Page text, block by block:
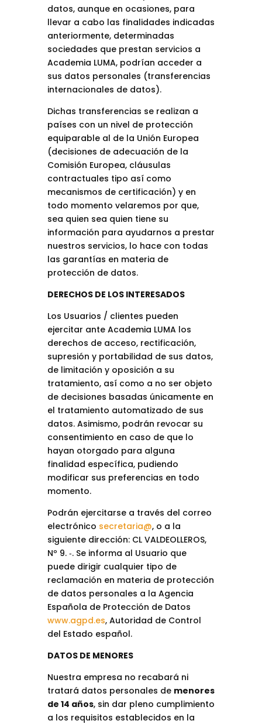
datos, aunque en ocasiones, para
llevar a cabo las finalidades indicadas
anteriormente, determinadas
sociedades que prestan servicios a
Academia LUMA, podrían acceder a
sus datos personales (transferencias
internacionales de datos).
Dichas transferencias se realizan a
países con un nivel de protección
equiparable al de la Unión Europea
(decisiones de adecuación de la
Comisión Europea, cláusulas
contractuales tipo así como
mecanismos de certificación) y en
todo momento velaremos por que,
sea quien sea quien tiene su
información para ayudarnos a prestar
nuestros servicios, lo hace con todas
las garantías en materia de
protección de datos.
DERECHOS DE LOS INTERESADOS
Los Usuarios / clientes pueden
ejercitar ante Academia LUMA los
derechos de acceso, rectificación,
supresión y portabilidad de sus datos,
de limitación y oposición a su
tratamiento, así como a no ser objeto
de decisiones basadas únicamente en
el tratamiento automatizado de sus
datos. Asimismo, podrán revocar su
consentimiento en caso de que lo
hayan otorgado para alguna
finalidad específica, pudiendo
modificar sus preferencias en todo
momento.
Podrán ejercitarse a través del correo
electrónico secretaria@, o a la
siguiente dirección: CL VALDEOLLEROS,
Nº 9. ‐. Se informa al Usuario que
puede dirigir cualquier tipo de
reclamación en materia de protección
de datos personales a la Agencia
Española de Protección de Datos
www.agpd.es, Autoridad de Control
del Estado español.
DATOS DE MENORES
Nuestra empresa no recabará ni
tratará datos personales de menores
de 14 años, sin dar pleno cumplimiento
a los requisitos establecidos en la